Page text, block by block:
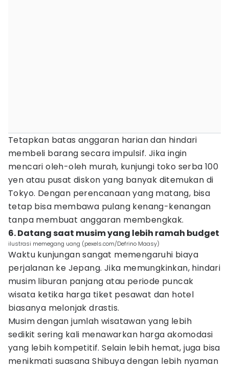
Tetapkan batas anggaran harian dan hindari
membeli barang secara impulsif. Jika ingin
mencari oleh-oleh murah, kunjungi toko serba 100
yen atau pusat diskon yang banyak ditemukan di
Tokyo. Dengan perencanaan yang matang, bisa
tetap bisa membawa pulang kenang-kenangan
tanpa membuat anggaran membengkak.
6. Datang saat musim yang lebih ramah budget
ilustrasi memegang uang (pexels.com/Defrino Maasy)
Waktu kunjungan sangat memengaruhi biaya
perjalanan ke Jepang. Jika memungkinkan, hindari
musim liburan panjang atau periode puncak
wisata ketika harga tiket pesawat dan hotel
biasanya melonjak drastis.
Musim dengan jumlah wisatawan yang lebih
sedikit sering kali menawarkan harga akomodasi
yang lebih kompetitif. Selain lebih hemat, juga bisa
menikmati suasana Shibuya dengan lebih nyaman